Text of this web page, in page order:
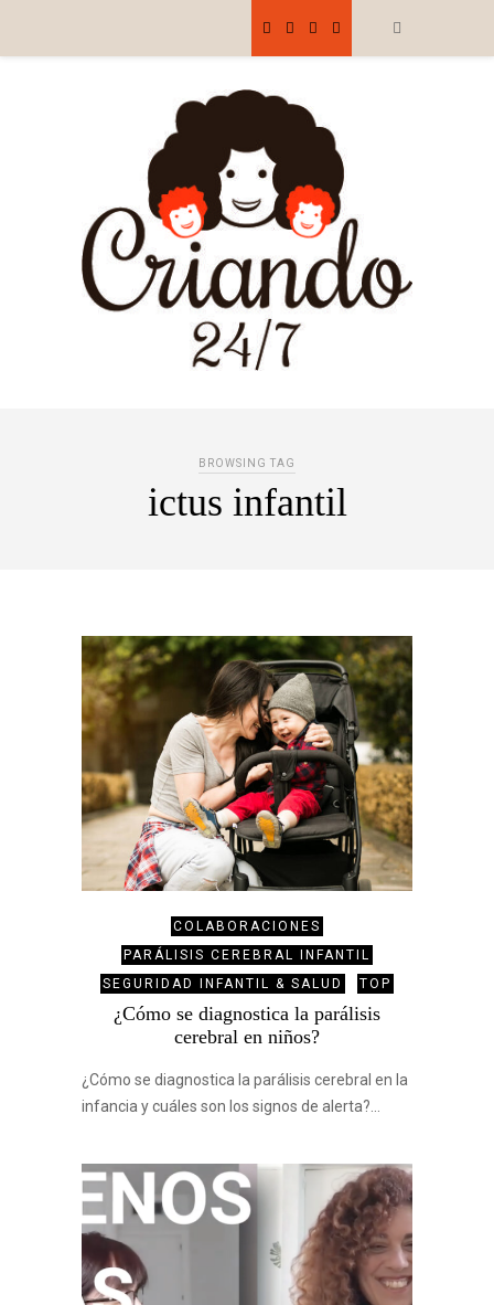
BROWSING TAG
ictus infantil
COLABORACIONES
PARÁLISIS CEREBRAL INFANTIL
SEGURIDAD INFANTIL & SALUD
TOP
¿Cómo se diagnostica la parálisis
cerebral en niños?
¿Cómo se diagnostica la parálisis cerebral en la
infancia y cuáles son los signos de alerta?…